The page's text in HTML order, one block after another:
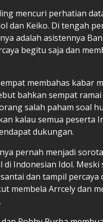
mencuri perhatian
dan Keiko. Di tengah
adalah asistennya
begitu saja dan
membahas kabar
bahkan sempat ramai
salah paham soal
kalau semua peserta
dukungan.
pernah menjadi
Indonesian Idol. Meski
dan tampil percaya
membela Arrcely dan